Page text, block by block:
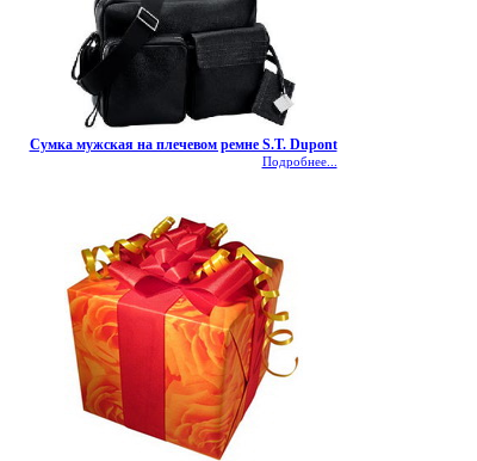
Сумка мужская на плечевом ремне S.T. Dupont
Подробнее...